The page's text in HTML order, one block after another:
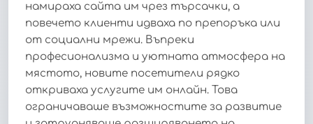
намираха сайта им чрез търсачки, а
повечето клиенти идваха по препоръка или
от социални мрежи. Въпреки
професионализма и уютната атмосфера на
мястото, новите посетители рядко
откриваха услугите им онлайн. Това
ограничаваше възможностите за развитие